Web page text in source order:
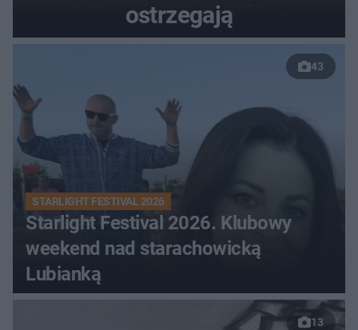
ostrzegają
43
STARLIGHT FESTIVAL 2026
Starlight Festival 2026. Klubowy
weekend nad starachowicką
Lubianką
13